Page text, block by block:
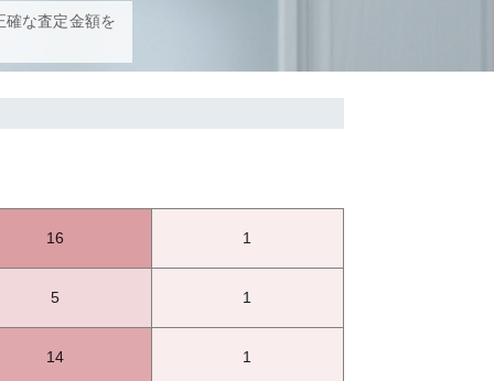
確な査定金額を
16 1
5 1
14 1